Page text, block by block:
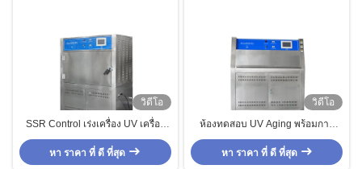
วิดีโอ
SSR Control เร่งเครื่อง UV เครื่อง
ทดสอบสภาพอากาศสำหรับสีหมึกสี /
เรซิ่น / พลาสติก
หา ราคา ที่ ดี ที่สุด
วิดีโอ
ห้องทดสอบ UV Aging พร้อมการ
ควบคุมความชื้นอุณหภูมิสมดุล
หา ราคา ที่ ดี ที่สุด